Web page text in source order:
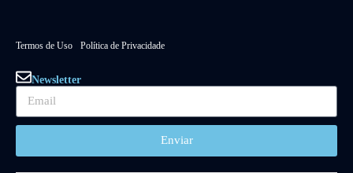
Termos de Uso Política de Privacidade
Newsletter
Enviar